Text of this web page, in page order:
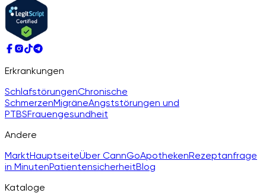
Erkrankungen
SchlafstörungenChronische
SchmerzenMigräneAngststörungen und
PTBSFrauengesundheit
Andere
MarktHauptseiteÜber CannGoApothekenRezeptanfrage
in MinutenPatientensicherheitBlog
Kataloge